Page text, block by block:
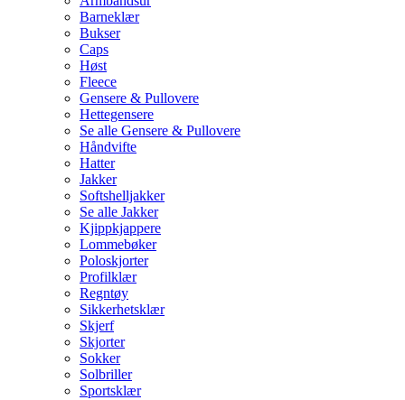
Barneklær
Bukser
Caps
Høst
Fleece
Gensere & Pullovere
Hettegensere
Se alle Gensere & Pullovere
Håndvifte
Hatter
Jakker
Softshelljakker
Se alle Jakker
Kjippkjappere
Lommebøker
Poloskjorter
Profilklær
Regntøy
Sikkerhetsklær
Skjerf
Skjorter
Sokker
Solbriller
Sportsklær